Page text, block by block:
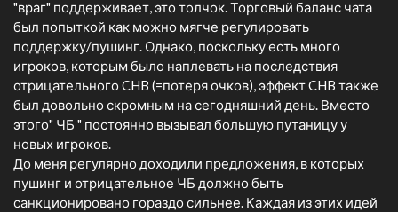
"враг" поддерживает, это толчок. Торговый баланс чата
был попыткой как можно мягче регулировать
поддержку/пушинг. Однако, поскольку есть много
игроков, которым было наплевать на последствия
отрицательного CHB (=потеря очков), эффект CHB также
был довольно скромным на сегодняшний день. Вместо
этого" ЧБ " постоянно вызывал большую путаницу у
новых игроков.
До меня регулярно доходили предложения, в которых
пушинг и отрицательное ЧБ должно быть
санкционировано гораздо сильнее. Каждая из этих идей